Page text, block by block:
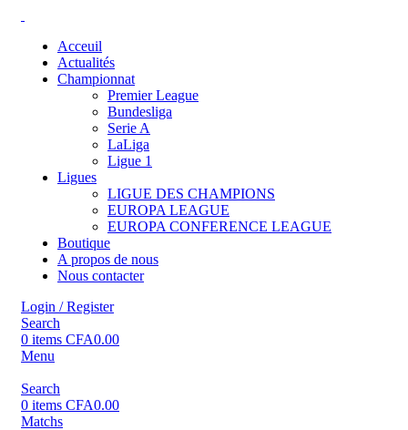
Acceuil
Actualités
Championnat
Premier League
Bundesliga
Serie A
LaLiga
Ligue 1
Ligues
LIGUE DES CHAMPIONS
EUROPA LEAGUE
EUROPA CONFERENCE LEAGUE
Boutique
A propos de nous
Nous contacter
Login / Register
Search
0 items CFA0.00
Menu
Search
0 items CFA0.00
Matchs